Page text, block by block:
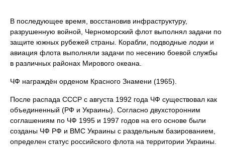
В последующее время, восстановив инфраструктуру,
разрушенную войной, Черноморский флот выполнял задачи по
защите южных рубежей страны. Корабли, подводные лодки и
авиация флота выполняли задачи по несению боевой службы
в различных районах Мирового океана.
ЧФ награждён орденом Красного Знамени (1965).
После распада СССР с августа 1992 года ЧФ существовал как
объединенный (РФ и Украины). Согласно двухсторонним
соглашениям по ЧФ 1995 и 1997 годов на его основе были
созданы ЧФ РФ и ВМС Украины с раздельным базированием,
определен статус российского флота на территории Украины.